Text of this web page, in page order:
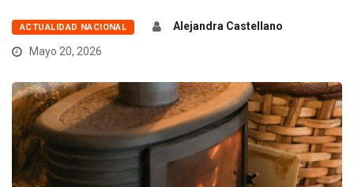
ACTUALIDAD NACIONAL
Alejandra Castellano
Mayo 20, 2026